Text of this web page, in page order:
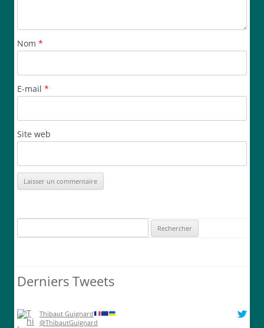
Nom *
E-mail *
Site web
Derniers Tweets
Thibaut Guignard
@ThibautGuignard